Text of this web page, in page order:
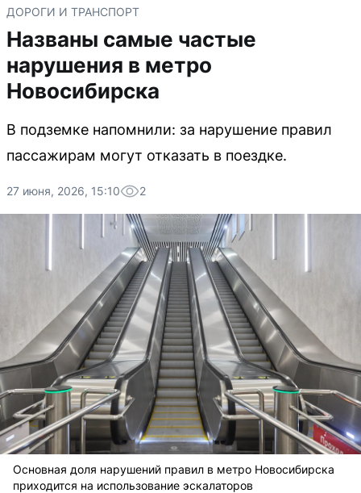
ДОРОГИ И ТРАНСПОРТ
Названы самые частые
нарушения в метро
Новосибирска
В подземке напомнили: за нарушение правил
пассажирам могут отказать в поездке.
27 июня, 2026, 15:10 2
Основная доля нарушений правил в метро Новосибирска
приходится на использование эскалаторов